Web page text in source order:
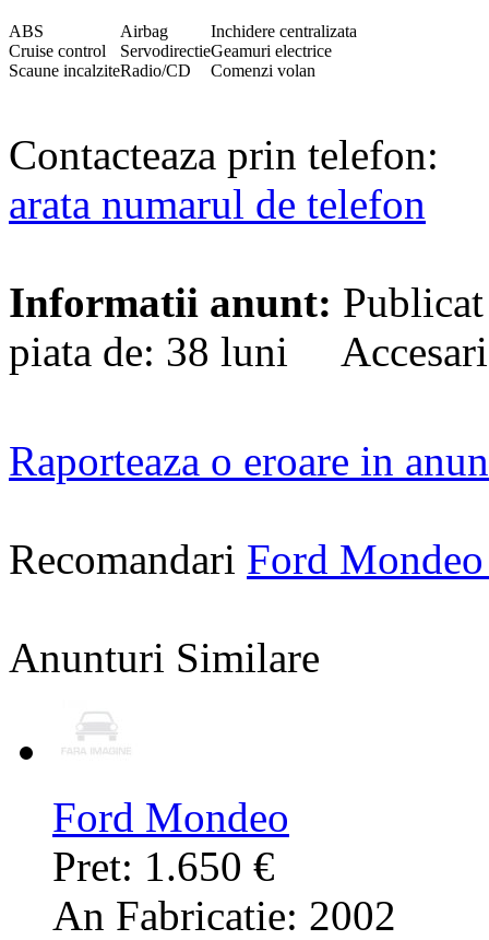
ABS Airbag
Inchidere centralizata
Cruise control
ServodirectieGeamuri electrice
Scaune incalziteRadio/CD Comenzi volan
Contacteaza prin telefon:
arata numarul de telefon
Informatii anunt:
piata de: 38 luni
Raporteaza o eroare in
Recomandari Ford
Anunturi Similare
Ford Mondeo
Pret: 1.650 €
An Fabricatie: 2002